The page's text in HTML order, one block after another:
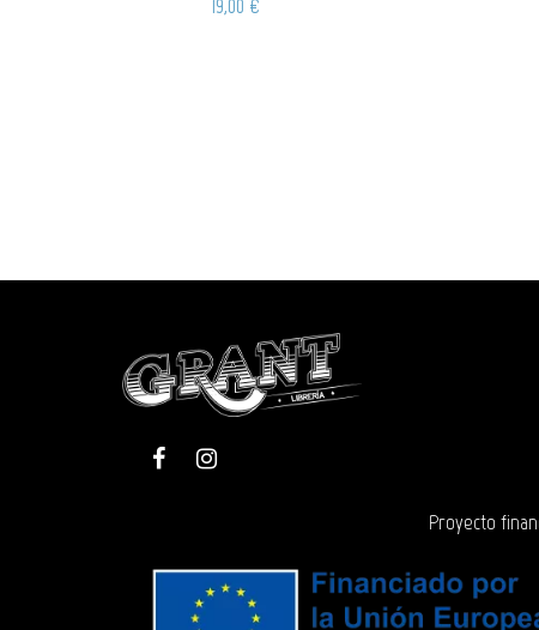
19,00 €
Proyecto